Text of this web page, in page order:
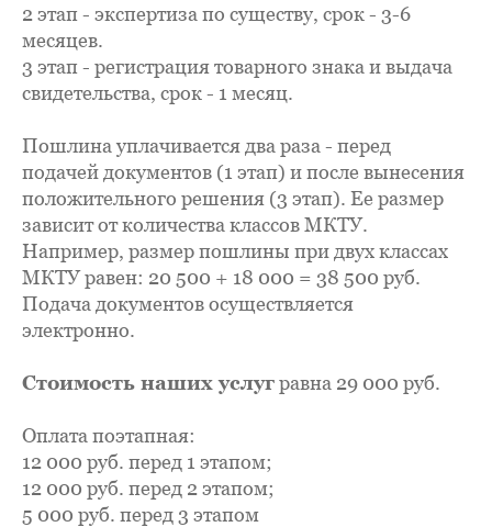
2 этап - экспертиза по существу, срок - 3-6
месяцев.
3 этап - регистрация товарного знака и выдача
свидетельства, срок - 1 месяц.
Пошлина уплачивается два раза - перед
подачей документов (1 этап) и после вынесения
положительного решения (3 этап). Ее размер
зависит от количества классов МКТУ.
Например, размер пошлины при двух классах
МКТУ равен: 20 500 + 18 000 = 38 500 руб.
Подача документов осуществляется
электронно.
Стоимость наших услугравна 29 000 руб.
Оплата поэтапная:
12 000 руб. перед 1 этапом;
12 000 руб. перед 2 этапом;
5 000 руб. перед 3 этапом